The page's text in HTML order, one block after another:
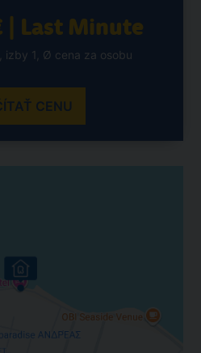
| Last Minute
izby 1, Ø cena za osobu
CENU